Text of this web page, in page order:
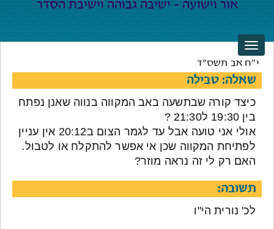
י"ח אב תשס"ד
שאלה: טבילה
כיצד קורה שבתשעה באב המקווה בנווה שאנן נפתח
בין 19:30 ל21:30 ?
אולי אני טועה אבל עד לגמר הצום ב20:12 אין עניין
לפתיחת המקווה שכן אי אפשר להתקלח או לטבול.
האם רק לי זה נראה מוזר?
תשובה:
לכ' נורית הי"ו